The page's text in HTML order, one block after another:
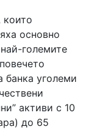
които
основно
големите
банка уголеми
активи с 10
до 65